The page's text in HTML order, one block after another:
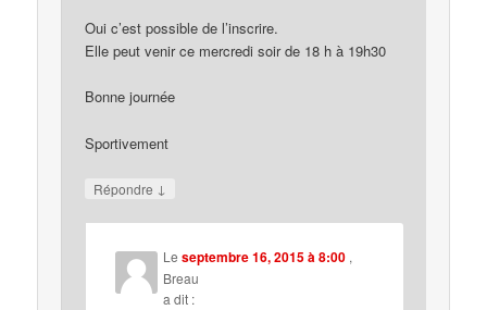
Oui c’est possible de l’inscrire.
Elle peut venir ce mercredi soir de 18 h à 19h30
Bonne journée
Sportivement
Répondre ↓
Leseptembre 16, 2015 à 8:00 ,
Breau
a dit :